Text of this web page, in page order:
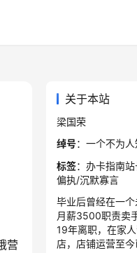
营
关于本站
梁国荣
绰号：一个不为
标签：办卡指南
偏执/沉默寡言
毕业后曾经在一个
月薪3500职责卖
19年离职，在家
店，店铺运营至今